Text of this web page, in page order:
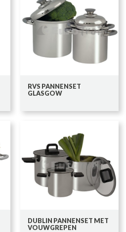
RVS PANNENSET
GLASGOW
DUBLIN PANNENSET MET
VOUWGREPEN